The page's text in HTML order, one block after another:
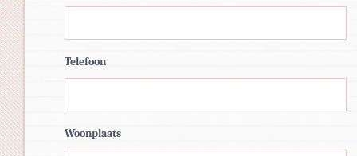
Telefoon
Woonplaats